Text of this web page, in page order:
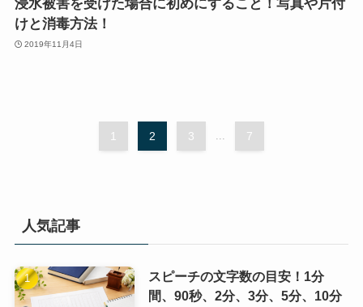
浸水被害を受けた場合に初めにすること！写真や片付
けと消毒方法！
2019年11月4日
1 2 3 7
人気記事
スピーチの文字数の目安！1分
間、90秒、2分、3分、5分、10分